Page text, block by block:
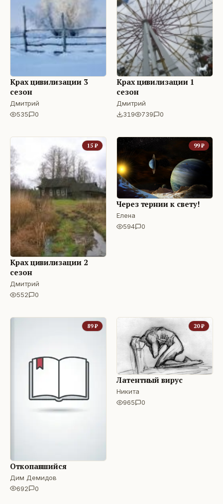
Крах цивилизации 3
сезон
Дмитрий
535
0
Крах цивилизации 1
сезон
Дмитрий
319
739 0
15 ₽
Крах цивилизации 2
сезон
Дмитрий
552
0
99₽
Через тернии к свету!
Елена
594
0
89₽
Откопавшийся
Дим Демидов
692
0
20₽
Латентный вирус
Никита
965
0